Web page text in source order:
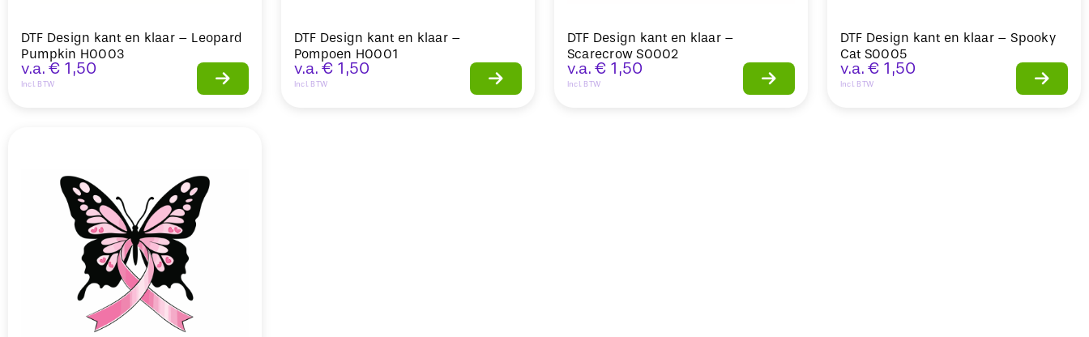
DTF Design kant en klaar – Leopard
Pumpkin H0003
v.a. € 1,50
Incl. BTW
DTF Design kant en klaar –
Pompoen H0001
v.a. € 1,50
Incl. BTW
DTF Design kant en klaar –
Scarecrow S0002
v.a. € 1,50
Incl. BTW
DTF Design kant en klaar – Spooky
Cat S0005
v.a. € 1,50
Incl. BTW